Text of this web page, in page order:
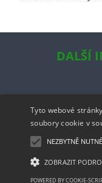
DALŠÍ
Tyto webové
soubory cookie v
NEZBYTNĚ
ZOBRAZIT
POWERED BY COOKIE-